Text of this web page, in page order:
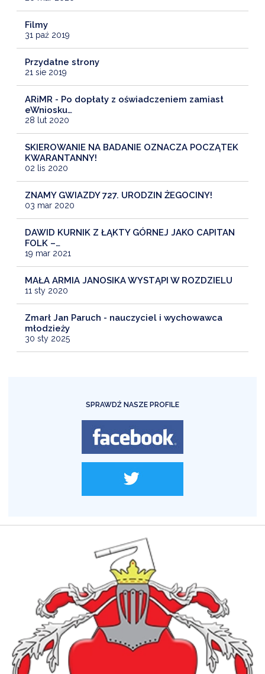
Filmy
31 paź 2019
Przydatne strony
21 sie 2019
ARiMR - Po dopłaty z oświadczeniem zamiast
eWniosku…
28 lut 2020
SKIEROWANIE NA BADANIE OZNACZA POCZĄTEK
KWARANTANNY!
02 lis 2020
ZNAMY GWIAZDY 727. URODZIN ŻEGOCINY!
03 mar 2020
DAWID KURNIK Z ŁĄKTY GÓRNEJ JAKO CAPITAN
FOLK –…
19 mar 2021
MAŁA ARMIA JANOSIKA WYSTĄPI W ROZDZIELU
11 sty 2020
Zmarł Jan Paruch - nauczyciel i wychowawca
młodzieży
30 sty 2025
SPRAWDŹ NASZE PROFILE